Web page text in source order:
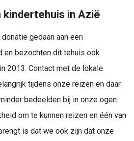
kindertehuis in Azië
gedaan aan een
en bezochten dit tehuis ook
2013. Contact met de lokale
tijdens onze reizen en daar
bedeelden bij in onze ogen.
om te kunnen reizen en één van
is dat we ook zijn dat onze